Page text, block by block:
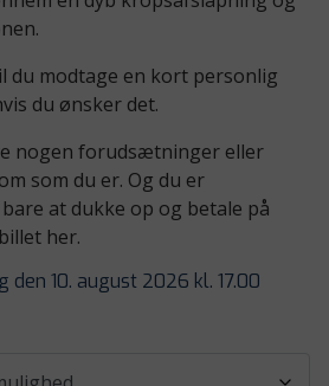
du modtage en kort personlig
du ønsker det.
nogen forudsætninger eller
som du er. Og du er
at dukke op og betale på
her.
den 10. august 2026 kl. 17.00